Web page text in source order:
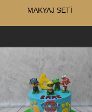
MAKYAJ SETİ